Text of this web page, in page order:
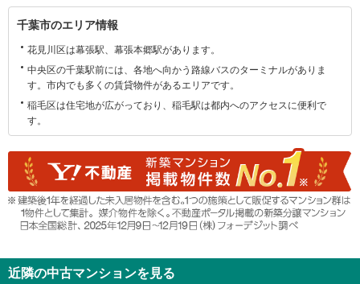
を
マ
保
存
る
千
葉
市
に
関
す
る
情
千葉市のエリア情報
花見川区は幕張駅、幕張本郷駅があります。
中央区の千葉駅前には、各地へ向かう路線バスのターミナルがありま
す。市内でも多くの賃貸物件があるエリアです。
稲毛区は住宅地が広がっており、稲毛駅は都内へのアクセスに便利で
す。
近隣の中古マンションを見る